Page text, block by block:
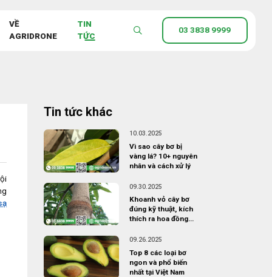
VỀ
AGRIDRONE
TIN
TỨC
03 3838 9999
Tin tức khác
10.03.2025
Vì sao cây bơ bị
vàng lá? 10+ nguyên
nhân và cách xử lý
09.30.2025
Khoanh vỏ cây bơ
đúng kỹ thuật, kích
thích ra hoa đồng
09.26.2025
Top 8 các loại bơ
ngon và phổ biến
nhất tại Việt Nam